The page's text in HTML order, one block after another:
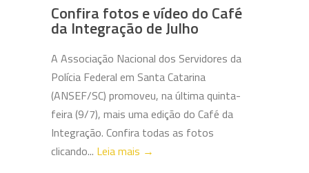
Confira fotos e vídeo do Café
da Integração de Julho
A Associação Nacional dos Servidores da
Polícia Federal em Santa Catarina
(ANSEF/SC) promoveu, na última quinta-
feira (9/7), mais uma edição do Café da
Integração. Confira todas as fotos
clicando... Leia mais →